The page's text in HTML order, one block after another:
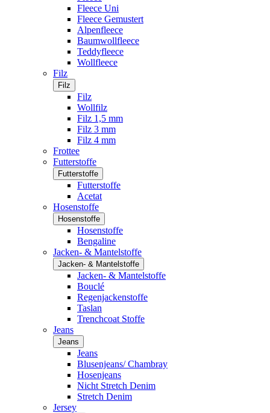
Fleece Uni
Fleece Gemustert
Alpenfleece
Baumwollfleece
Teddyfleece
Wollfleece
Filz
Filz
Filz
Wollfilz
Filz 1,5 mm
Filz 3 mm
Filz 4 mm
Frottee
Futterstoffe
Futterstoffe
Futterstoffe
Acetat
Hosenstoffe
Hosenstoffe
Hosenstoffe
Bengaline
Jacken- & Mantelstoffe
Jacken- & Mantelstoffe
Jacken- & Mantelstoffe
Bouclé
Regenjackenstoffe
Taslan
Trenchcoat Stoffe
Jeans
Jeans
Jeans
Blusenjeans/ Chambray
Hosenjeans
Nicht Stretch Denim
Stretch Denim
Jersey